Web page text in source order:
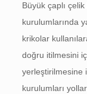
Büyük çaplı
kurulumlarında
krikolar
doğru itilmesini
yerleştirilmesine
kurulumları